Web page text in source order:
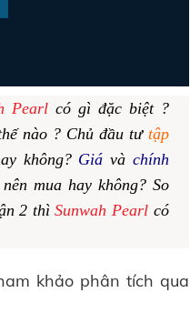
Pearlcó gì đặc biệt ?
nào ? Chủ đầu tư tập
không? Giá và chính
mua hay không? So
2 thìSunwah Pearlcó
khảo phân tích qua